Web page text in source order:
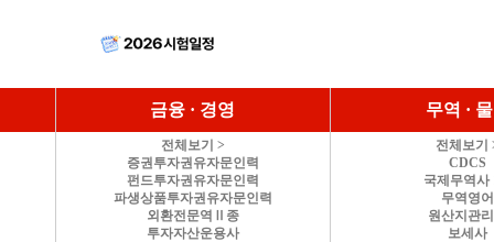
금융 · 경영
전체보기 >
증권투자권유자문인력
펀드투자권유자문인력
파생상품투자권유자문인력
외환전문역Ⅱ종
투자자산운용사
무역 ·
전체보기
CDCS
국제무역사
무역영어
원산지관
보세사